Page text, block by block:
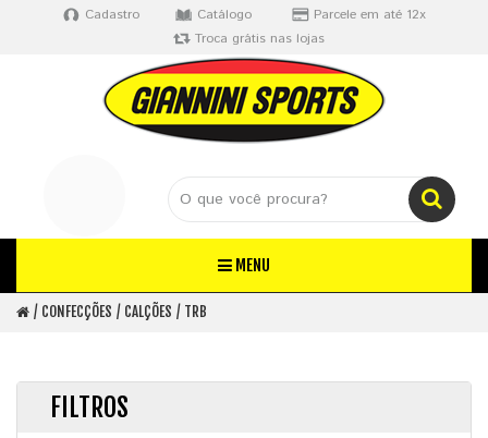
Cadastro Catálogo
Parcele em até 12x
Troca grátis nas lojas
MENU
CONFECÇÕES CALÇÕES TRB
FILTROS